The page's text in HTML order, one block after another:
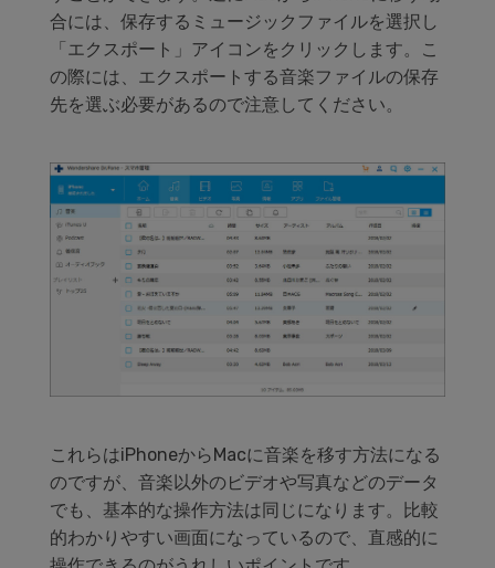
合には、保存するミュージックファイルを選択し
「エクスポート」アイコンをクリックします。こ
の際には、エクスポートする音楽ファイルの保存
先を選ぶ必要があるので注意してください。
これらはiPhoneからMacに音楽を移す方法になる
のですが、音楽以外のビデオや写真などのデータ
でも、基本的な操作方法は同じになります。比較
的わかりやすい画面になっているので、直感的に